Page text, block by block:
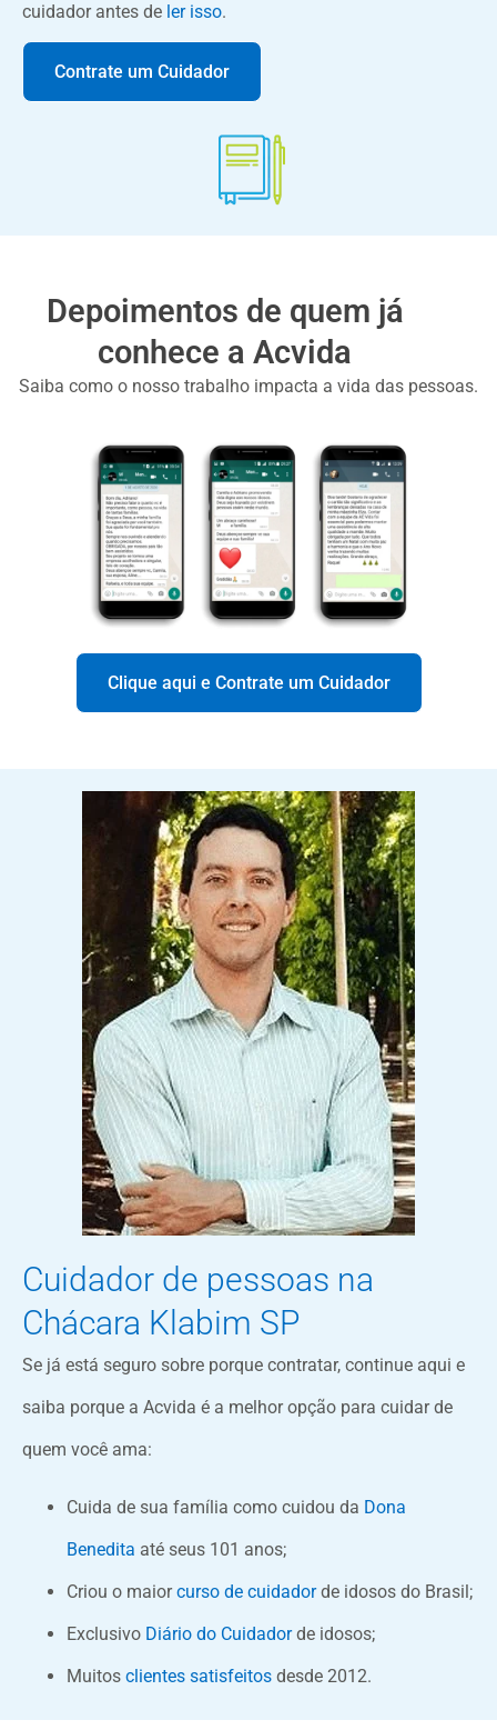
cuidador antes de ler isso.
Contrate um Cuidador
Depoimentos de quem já
conhece a Acvida
Saiba como o nosso trabalho impacta a vida das pessoas.
Clique aqui e Contrate um Cuidador
Cuidador de pessoas na
Chácara Klabim SP
Se já está seguro sobre porque contratar, continue aqui e
saiba porque a Acvida é a melhor opção para cuidar de
quem você ama:
Cuida de sua família como cuidou da Dona
Benedita até seus 101 anos;
Criou o maiorcurso de cuidadorde idosos do Brasil;
Exclusivo Diário do Cuidadorde idosos;
Muitos clientes satisfeitos desde 2012.